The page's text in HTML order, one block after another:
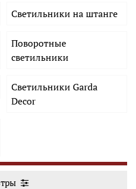
Светильники на штанге
Поворотные
светильники
Светильники Garda
Decor